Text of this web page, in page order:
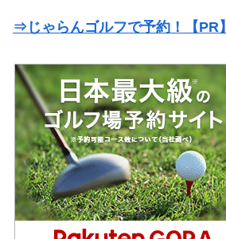
⇒じゃらんゴルフで予約！【PR】